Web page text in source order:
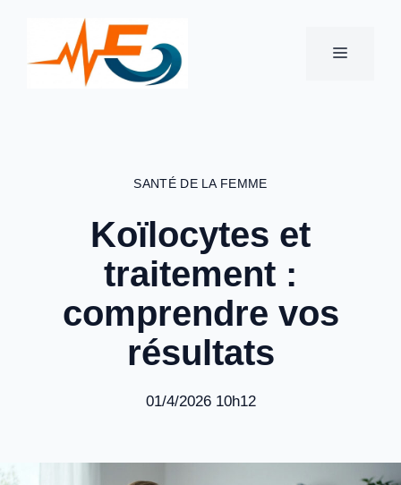
contenu
MENU
SANTÉ DE LA FEMME
Koïlocytes et
traitement :
comprendre vos
résultats
01/4/2026 10h12